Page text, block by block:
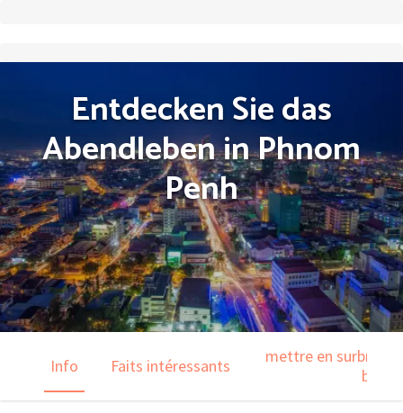
Entdecken Sie das
Abendleben in Phnom
Penh
Info Faits intéressants
mettre en
barre